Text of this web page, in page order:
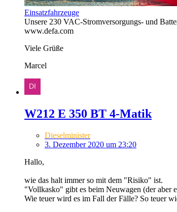
Einsatzfahrzeuge
Unsere 230 VAC-Stromversorgungs- und
www.defa.com
Viele Grüße
Marcel
W212 E 350 BT 4-Matik
Dieselminister
3. Dezember 2020 um 23:20
Hallo,
wie das halt immer so mit dem "Risiko" ist.
"Vollkasko" gibt es beim Neuwagen (der aber
Wie teuer wird es im Fall der Fälle? So teuer